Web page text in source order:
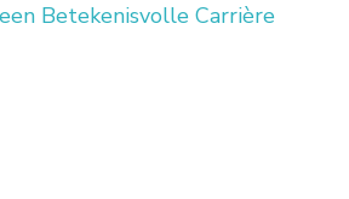
Betekenisvolle Carrière